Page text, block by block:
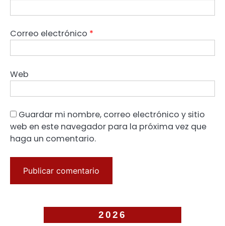
Correo electrónico *
Web
Guardar mi nombre, correo electrónico y sitio
web en este navegador para la próxima vez que
haga un comentario.
2026